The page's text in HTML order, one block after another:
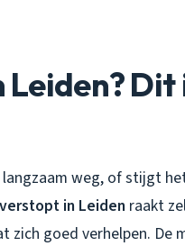
weg, of stijgt
in Leiden raakt
zich goed verhelpen.